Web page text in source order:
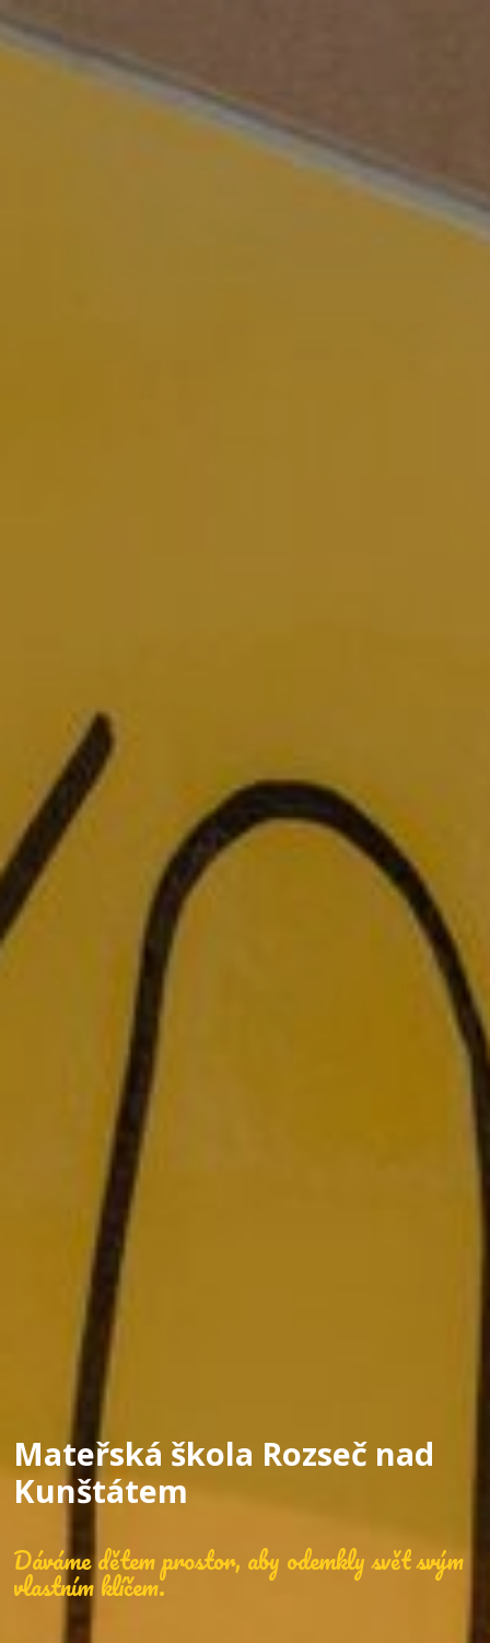
Mateřská škola Rozseč nad
Kunštátem
Dáváme dětem prostor, aby odemkly svět svým
vlastním klíčem.